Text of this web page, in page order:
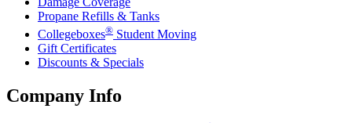
Propane Refills & Tanks
Collegeboxes® Student Moving
Gift Certificates
Discounts & Specials
Company Info